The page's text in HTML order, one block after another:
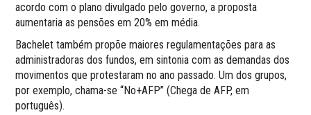
acordo com o plano divulgado pelo governo, a proposta
aumentaria as pensões em 20% em média.
Bachelet também propõe maiores regulamentações para as
administradoras dos fundos, em sintonia com as demandas dos
movimentos que protestaram no ano passado. Um dos grupos,
por exemplo, chama-se “No+AFP” (Chega de AFP, em
português).